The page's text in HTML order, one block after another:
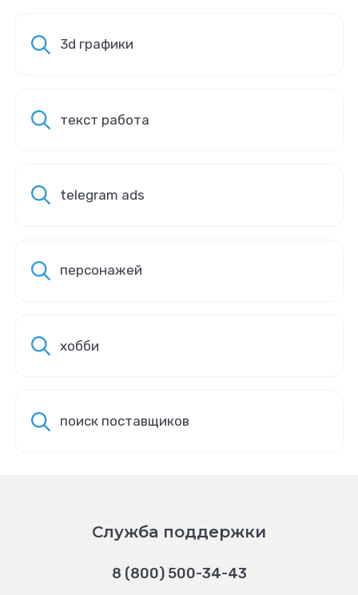
3d графики
текст работа
telegram ads
персонажей
хобби
поиск поставщиков
Служба поддержки
8 (800) 500-34-43